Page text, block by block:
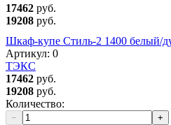
17462 руб.
19208 руб.
Шкаф-купе Стиль-2 1400 белый/
Артикул: 0
ТЭКС
17462 руб.
19208 руб.
Количество:
− +